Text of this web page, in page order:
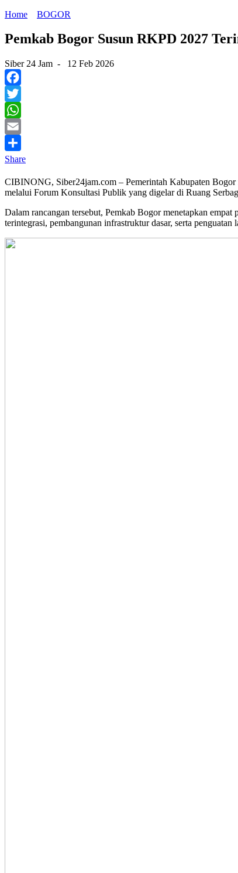
Home
BOGOR
Pemkab Bogor Susun RKPD 2027
Siber 24 Jam - 12 Feb 2026
Facebook
Twitter
WhatsApp
Email
Share
CIBINONG, Siber24jam.com – Pemerintah Kabupaten Bogor
melalui Forum Konsultasi Publik yang digelar di Ruang
Dalam rancangan tersebut, Pemkab Bogor menetapkan
terintegrasi, pembangunan infrastruktur dasar, serta